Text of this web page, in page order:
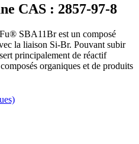
CAS : 2857-97-8
SBA11Br est un composé
la liaison Si-Br. Pouvant subir
principalement de réactif
organiques et de produits